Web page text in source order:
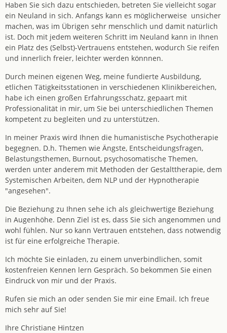
Haben Sie sich dazu entschieden, betreten Sie vielleicht sogar
ein Neuland in sich. Anfangs kann es möglicherweise unsicher
machen, was im Übrigen sehr menschlich und damit natürlich
ist. Doch mit jedem weiteren Schritt im Neuland kann in Ihnen
ein Platz des (Selbst)-Vertrauens entstehen, wodurch Sie reifen
und innerlich freier, leichter werden könnnen.
Durch meinen eigenen Weg, meine fundierte Ausbildung,
etlichen Tätigkeitsstationen in verschiedenen Klinikbereichen,
habe ich einen großen Erfahrungsschatz, gepaart mit
Professionalität in mir, um Sie bei unterschiedlichen Themen
kompetent zu begleiten und zu unterstützen.
In meiner Praxis wird Ihnen die humanistische Psychotherapie
begegnen. D.h. Themen wie Ängste, Entscheidungsfragen,
Belastungsthemen, Burnout, psychosomatische Themen,
werden unter anderem mit Methoden der Gestalttherapie, dem
Systemischen Arbeiten, dem NLP und der Hypnotherapie
"angesehen".
Die Beziehung zu Ihnen sehe ich als gleichwertige Beziehung
in Augenhöhe. Denn Ziel ist es, dass Sie sich angenommen und
wohl fühlen. Nur so kann Vertrauen entstehen, dass notwendig
ist für eine erfolgreiche Therapie.
Ich möchte Sie einladen, zu einem unverbindlichen, somit
kostenfreien Kennen lern Gespräch. So bekommen Sie einen
Eindruck von mir und der Praxis.
Rufen sie mich an oder senden Sie mir eine Email. Ich freue
mich sehr auf Sie!
Ihre Christiane Hintzen